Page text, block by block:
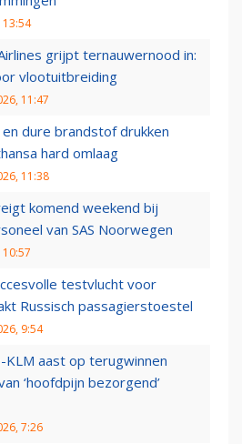
13:54
grijpt ternauwernood in:
vlootuitbreiding
11:47
en dure brandstof drukken
hard omlaag
11:38
komend weekend bij
van SAS Noorwegen
testvlucht voor
Russisch passagierstoestel
9:54
KLM aast op terugwinnen
‘hoofdpijn bezorgend’
7:26